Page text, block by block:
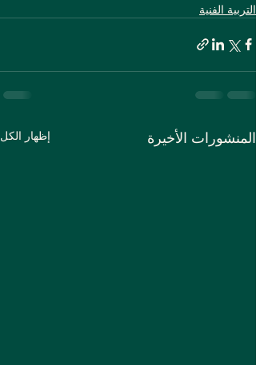
التربية الفنية
المنشورات الأخيرة إظهار الكل